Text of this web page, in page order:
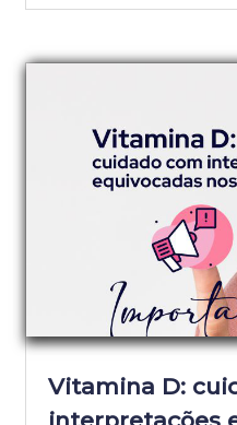
Vitamina D: